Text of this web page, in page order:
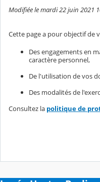
Modifiée le mardi 22 juin 2021
Cette page a pour objectif de
Des engagements en
caractère personnel,
De l'utilisation de vos
Des modalités de
Consultez la politique de